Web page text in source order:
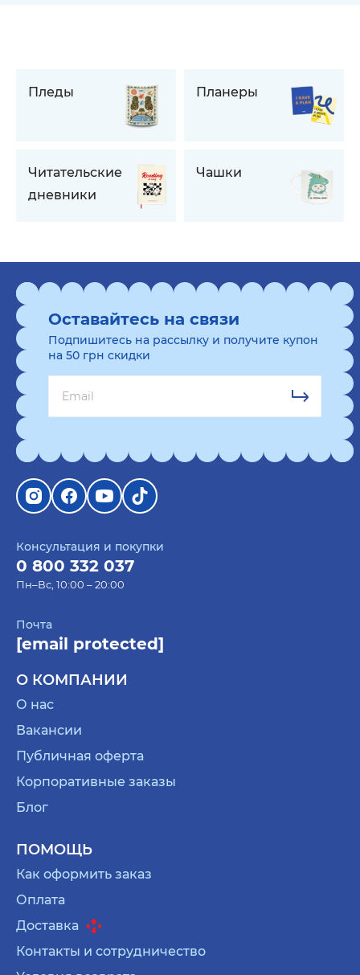
Пледы Планеры
Читательские
дневники
Чашки
Консультация и покупки
0 800 332 037
Пн–Вс, 10:00 – 20:00
Почта
[email protected]
О КОМПАНИИ
О нас
Вакансии
Публичная оферта
Корпоративные заказы
Блог
ПОМОЩЬ
Как оформить заказ
Оплата
Доставка
Контакты и сотрудничество
Оставайтесь на связи
Подпишитесь на рассылку и получите купон
на 50 грн скидки